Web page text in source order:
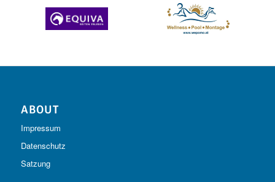
ABOUT
Impressum
Datenschutz
Satzung